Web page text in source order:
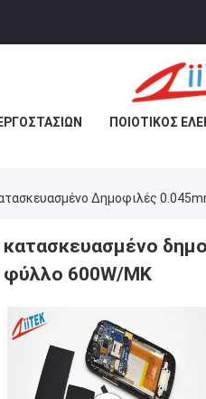
ΠΟΙΟΤΙΚΌΣ
Δημοφιλές
κατασκευασμένο
φύλλο 600W/MK